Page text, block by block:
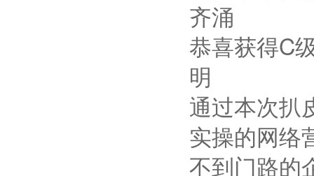
齐涌
恭喜获得C
明
通过本次扒
实操的网络
不到门路的